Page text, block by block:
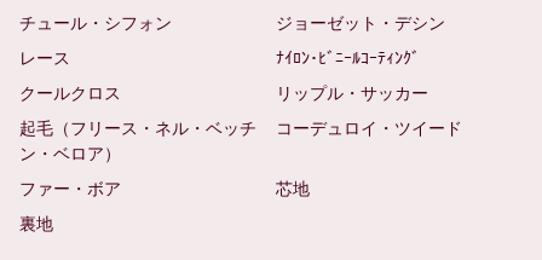
チュール・シフォン
ジョーゼット・デシン
レース
ﾅｲﾛﾝ･ﾋﾞﾆｰﾙｺｰﾃｨﾝｸﾞ
クールクロス
リップル・サッカー
起毛（フリース・ネル・ベッチ
ン・ベロア）
コーデュロイ・ツイード
ファー・ボア
芯地
裏地